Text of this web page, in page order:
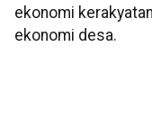
ekonomi
ekonomi desa.